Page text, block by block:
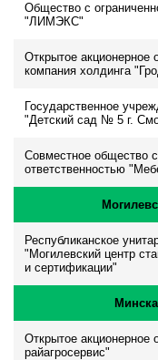
Общество с
"ЛИМЭКС"
Открытое
компания холдинга
Государственное
"Детский сад № 5 г.
Совместное общество
ответственностью
Республиканское
"Могилевский центр
и сертификации"
Открытое акционерное
райагросервис"